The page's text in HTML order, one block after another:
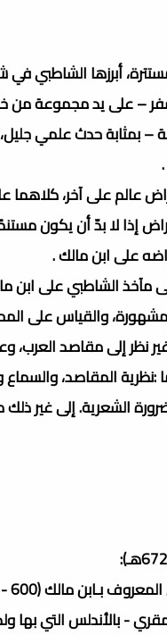
أبرزها الشاطبي
– على يد مجموعة من
بمثابة حدث علمي
على آخر، كلاهما
إذا لا بدّ أن يكون
على ابن مالك .
مآخذ الشاطبي على ابن
مشهورة، والقياس على
نظر إلى مقاصد العرب،
المقاصد، والسماع
الشعرية. إلى غير
- بالأندلس التي بها